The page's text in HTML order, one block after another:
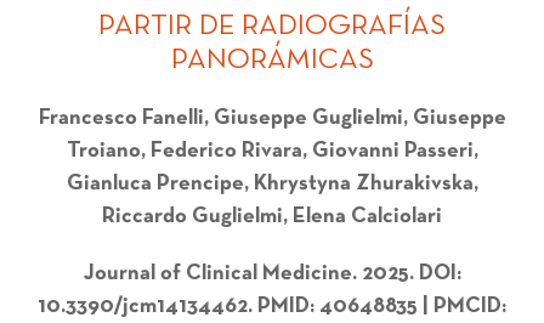
PARTIR DE RADIOGRAFÍAS
PANORÁMICAS
Francesco Fanelli, Giuseppe Guglielmi, Giuseppe
Troiano, Federico Rivara, Giovanni Passeri,
Gianluca Prencipe, Khrystyna Zhurakivska,
Riccardo Guglielmi, Elena Calciolari
Journal of Clinical Medicine. 2025. DOI:
10.3390/jcm14134462. PMID: 40648835 | PMCID: